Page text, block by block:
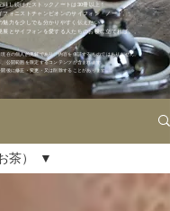
し続けたストックノートは30冊以上！
フォニストチャンピオンのサイフォン・ノート。
力を少しでも分かりやすく伝えたい！
展とサイフォンを愛する人たちのお役に立てれば。。
在の個人的見解であり、内容を保証するものではありません。
公開範囲を限定するコンテンツが含まれます。
後に修正・変更・又は削除することがあります。
茶）